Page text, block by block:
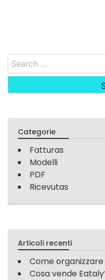
Search
for:
Categorie
Fatturas
Modelli
PDF
Ricevutas
Articoli recenti
Come
Cosa vende